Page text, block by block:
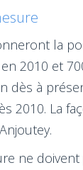
la
2010 et
dès à
2010. La
ne